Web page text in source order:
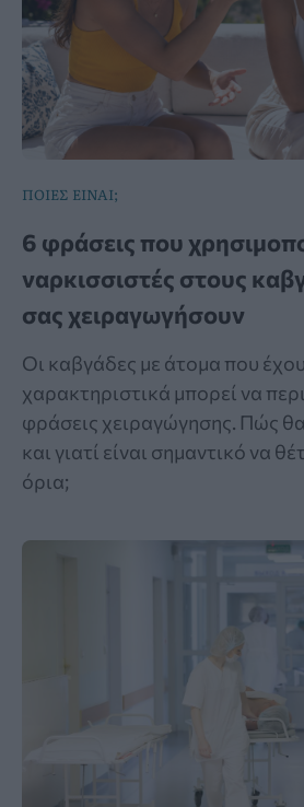
ΠΟΙΕΣ ΕΙΝΑΙ;
6 φράσεις που
ναρκισσιστές στους
σας χειραγωγήσουν
Οι καβγάδες με άτομα που
χαρακτηριστικά μπορεί να
φράσεις χειραγώγησης. Πώς
και γιατί είναι σημαντικό να
όρια;